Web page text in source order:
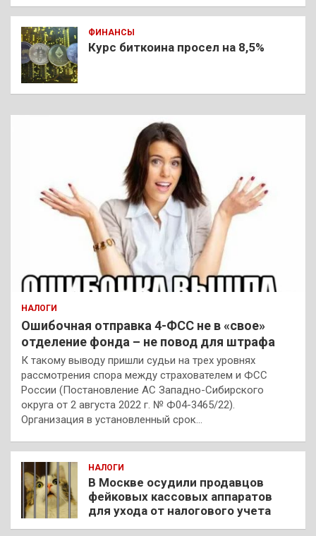
ФИНАНСЫ
Курс биткоина просел на 8,5%
НАЛОГИ
Ошибочная отправка 4-ФСС не в «свое»
отделение фонда – не повод для штрафа
К такому выводу пришли судьи на трех уровнях
рассмотрения спора между страхователем и ФСС
России (Постановление АС Западно-Сибирского
округа от 2 августа 2022 г. № Ф04-3465/22).
Организация в установленный срок…
НАЛОГИ
В Москве осудили продавцов
фейковых кассовых аппаратов
для ухода от налогового учета